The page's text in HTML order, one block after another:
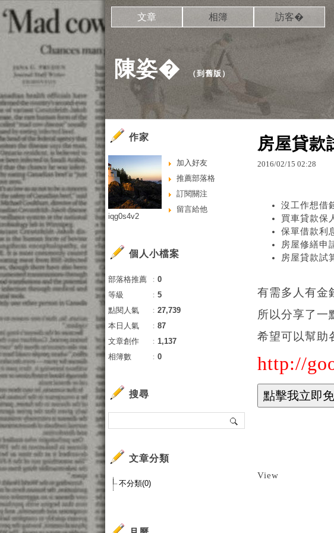
陳姿� （到舊版 ）
文章 相簿 訪客�
房屋貸款
2016/02/15 02:28
沒工作想借
買車貸款保
保單借款利
房屋修繕申
房屋貸款試
有需多人有金
所以分享了一
希望可以幫助
http://
View
作家
加入好友
推薦部落格
訂閱關注
留言給他
iqg0s4v2
個人小檔案
部落格推薦 ： 0
等級
： 5
點閱人氣
： 27,739
本日人氣
： 87
文章創作
： 1,137
相簿數
： 0
搜尋
文章分類
不分類(0)